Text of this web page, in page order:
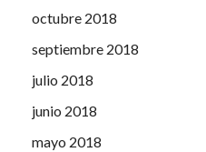
octubre 2018
septiembre 2018
julio 2018
junio 2018
mayo 2018